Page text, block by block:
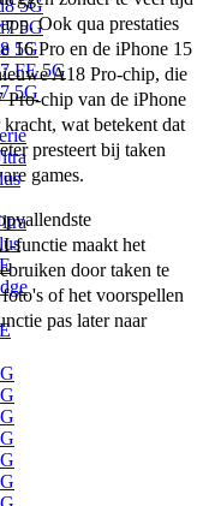
5G
5G
5G
FE 5G
5G
Ook qua prestaties
16 Pro en de iPhone 15
A18 Pro-chip, die
Pro-chip van de iPhone
wat betekent dat
presteert bij taken
games.
functie maakt het
door taken te
of het voorspellen
pas later naar